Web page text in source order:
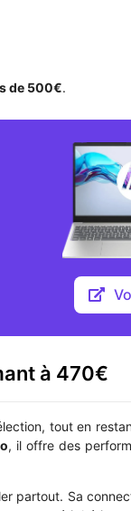
de 500€.
à 470€
tout en
, il offre des
partout. Sa